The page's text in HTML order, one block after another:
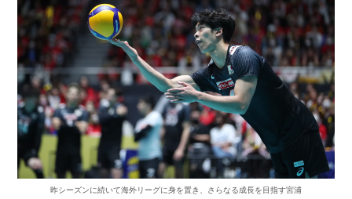
昨シーズンに続いて海外リーグに身を置き、さらなる成長を目指す宮浦